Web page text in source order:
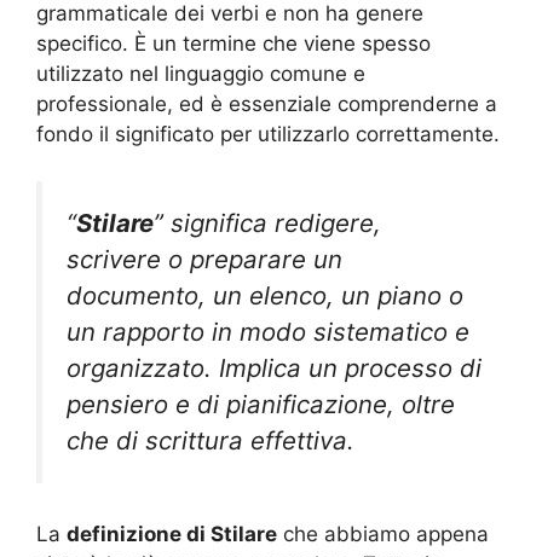
grammaticale dei verbi e non ha genere
specifico. È un termine che viene spesso
utilizzato nel linguaggio comune e
professionale, ed è essenziale comprenderne a
fondo il significato per utilizzarlo correttamente.
“Stilare” significa redigere,
scrivere o preparare un
documento, un elenco, un piano o
un rapporto in modo sistematico e
organizzato. Implica un processo di
pensiero e di pianificazione, oltre
che di scrittura effettiva.
La definizione di Stilare che abbiamo appena